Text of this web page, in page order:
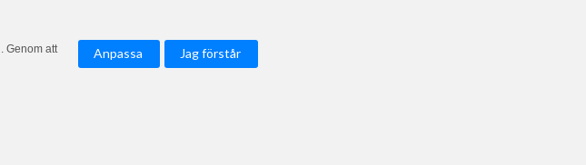
Genom att
Anpassa Jag förstår